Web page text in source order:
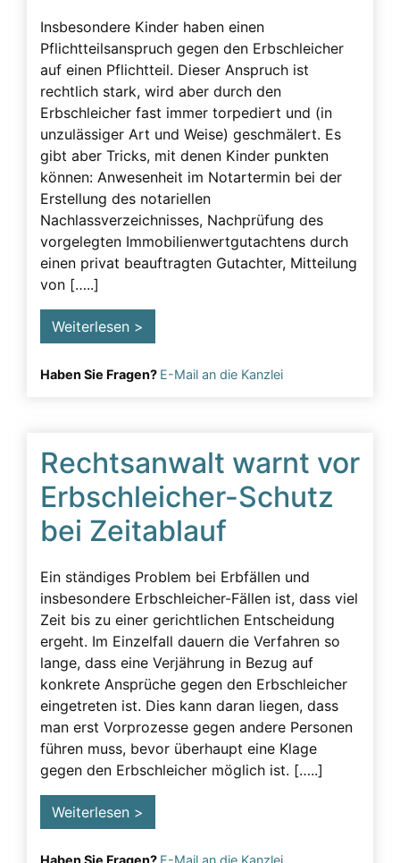
Insbesondere Kinder haben einen
Pflichtteilsanspruch gegen den Erbschleicher
auf einen Pflichtteil. Dieser Anspruch ist
rechtlich stark, wird aber durch den
Erbschleicher fast immer torpediert und (in
unzulässiger Art und Weise) geschmälert. Es
gibt aber Tricks, mit denen Kinder punkten
können: Anwesenheit im Notartermin bei der
Erstellung des notariellen
Nachlassverzeichnisses, Nachprüfung des
vorgelegten Immobilienwertgutachtens durch
einen privat beauftragten Gutachter, Mitteilung
von […..]
Weiterlesen >
Haben Sie Fragen? E-Mail an die Kanzlei
Rechtsanwalt warnt vor
Erbschleicher-Schutz
bei Zeitablauf
Ein ständiges Problem bei Erbfällen und
insbesondere Erbschleicher-Fällen ist, dass viel
Zeit bis zu einer gerichtlichen Entscheidung
ergeht. Im Einzelfall dauern die Verfahren so
lange, dass eine Verjährung in Bezug auf
konkrete Ansprüche gegen den Erbschleicher
eingetreten ist. Dies kann daran liegen, dass
man erst Vorprozesse gegen andere Personen
führen muss, bevor überhaupt eine Klage
gegen den Erbschleicher möglich ist. […..]
Weiterlesen >